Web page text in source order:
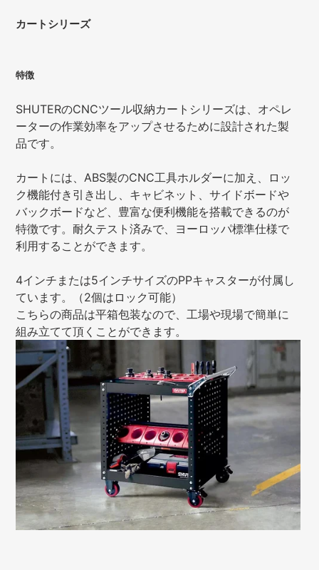
カートシリーズ
特徴
SHUTERのCNCツール収納カートシリーズは、オペレ
ーターの作業効率をアップさせるために設計された製
品です。
カートには、ABS製のCNC工具ホルダーに加え、ロッ
ク機能付き引き出し、キャビネット、サイドボードや
バックボードなど、豊富な便利機能を搭載できるのが
特徴です。耐久テスト済みで、ヨーロッパ標準仕様で
利用することができます。
4インチまたは5インチサイズのPPキャスターが付属し
ています。（2個はロック可能）
こちらの商品は平箱包装なので、工場や現場で簡単に
組み立てて頂くことができます。